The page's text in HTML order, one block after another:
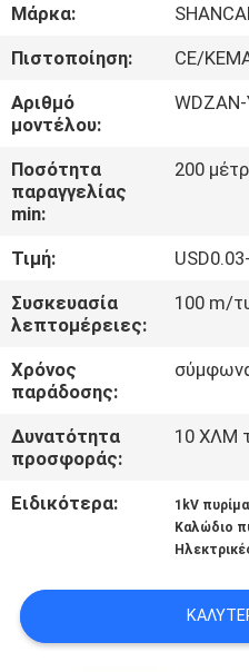
ΣΧΕΤΙΚΆ
ΜΕ
ΕΜΆΣ
ΓΎΡΟΣ
ΠΟΙΟΤΙΚΌΣ
ΈΛΕΓΧΟΣ
ΕΠΑΦΉ
ΝΈΑ
ΖΗΤΉΣΤΕ
Μάρκα:
Πιστοποίηση:
CE/
Αριθμό
μοντέλου:
Ποσότητα
παραγγελίας
min:
200
Τιμή:
Συσκευασία
λεπτομέρειες:
100 m/
Χρόνος
παράδοσης:
Δυνατότητα
προσφοράς:
10 ΧΛΜ
Ειδικότερα: 1kV
Καλώδιο